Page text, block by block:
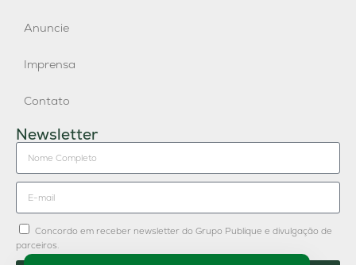
Anuncie
Imprensa
Contato
Newsletter
Concordo em receber newsletter do Grupo Publique e divulgação de
parceiros.